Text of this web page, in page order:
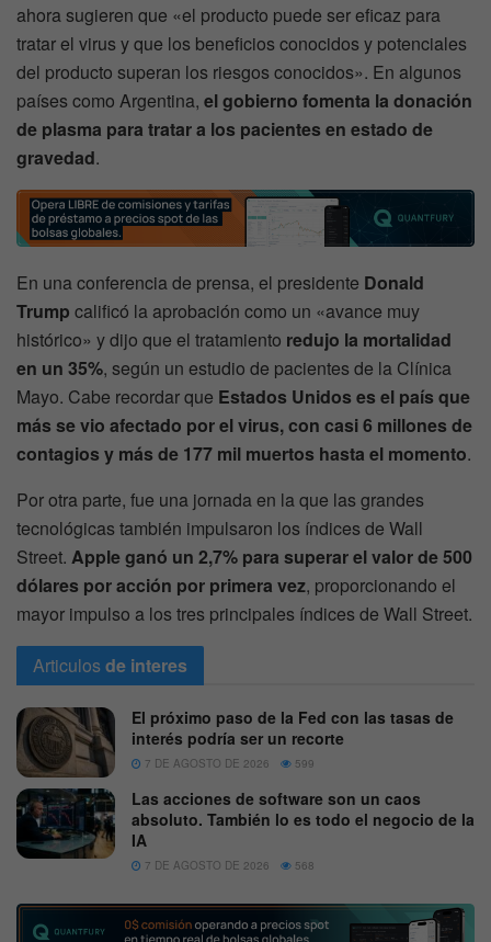
ahora sugieren que «el producto puede ser eficaz para
tratar el virus y que los beneficios conocidos y potenciales
del producto superan los riesgos conocidos». En algunos
países como Argentina, el gobierno fomenta la donación
de plasma para tratar a los pacientes en estado de
gravedad.
En una conferencia de prensa, el presidente Donald
Trump calificó la aprobación como un «avance muy
histórico» y dijo que el tratamiento redujo la mortalidad
en un 35%, según un estudio de pacientes de la Clínica
Mayo. Cabe recordar que Estados Unidos es el país que
más se vio afectado por el virus, con casi 6 millones de
contagios y más de 177 mil muertos hasta el momento.
Por otra parte, fue una jornada en la que las grandes
tecnológicas también impulsaron los índices de Wall
Street. Apple ganó un 2,7% para superar el valor de 500
dólares por acción por primera vez, proporcionando el
mayor impulso a los tres principales índices de Wall Street.
Articulosde interes
El próximo paso de la Fed con las tasas de
interés podría ser un recorte
7 DE AGOSTO DE 2026 599
Las acciones de software son un caos
absoluto. También lo es todo el negocio de la
IA
7 DE AGOSTO DE 2026 568